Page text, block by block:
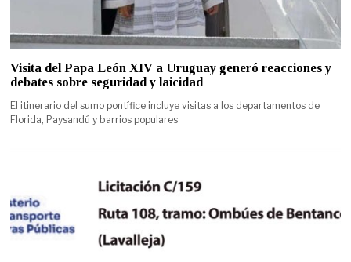
Visita del Papa León XIV a Uruguay generó reacciones y
debates sobre seguridad y laicidad
El itinerario del sumo pontífice incluye visitas a los departamentos de
Florida, Paysandú y barrios populares